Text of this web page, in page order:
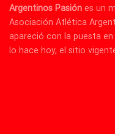
Argentinos Pasión es un
Asociación Atlética
apareció con la puesta
lo hace hoy, el sitio